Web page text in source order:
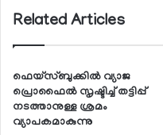
Related Articles
ഫെയ്സ്ബുക്കില്‍ വ്യാജ
പ്രൊഫൈല്‍ സൃഷ്ടിച്ച് തട്ടിപ്പ്
നടത്താനുള്ള ശ്രമം
വ്യാപകമാകുന്നു